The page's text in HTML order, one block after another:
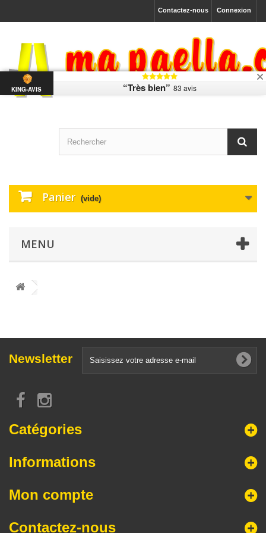
Connexion
Contactez-nous
Panier (vide)
MENU
Newsletter
Catégories
Informations
Mon compte
Contactez-nous
KING-AVIS “Très bien” 83 avis